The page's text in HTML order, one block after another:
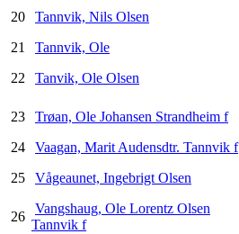
20 Tannvik, Nils Olsen
21
Tannvik, Ole
22
Tanvik, Ole Olsen
23 Trøan, Ole Johansen Strandheim f
24
Vaagan, Marit Audensdtr. Tannvik f
25
Vågeaunet, Ingebrigt Olsen
26
Vangshaug, Ole Lorentz Olsen
Tannvik f